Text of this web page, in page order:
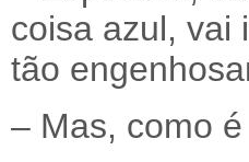
coisa azul, vai
tão
– Mas, como